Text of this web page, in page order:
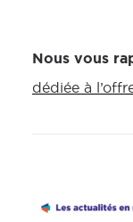
Nous vous
dédiée à